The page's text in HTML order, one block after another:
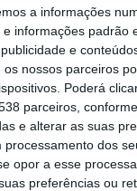
a informações
informações padrão
e
nossos parceiros
Poderá
parceiros,
e alterar as suas
dos
opor a esse
preferências ou